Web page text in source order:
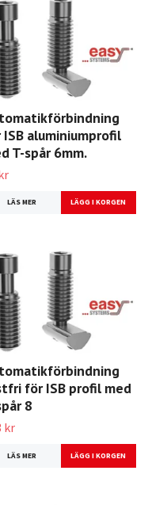
aluminiumprofil
T-spår 6mm.
LÄS MER
för ISB profil med
8
kr
LÄS MER